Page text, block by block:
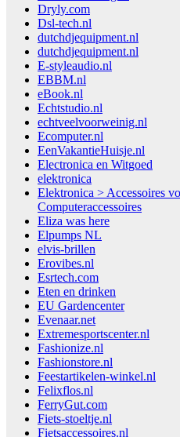
Dryly.com
Dsl-tech.nl
dutchdjequipment.nl
dutchdjequipment.nl
E-styleaudio.nl
EBBM.nl
eBook.nl
Echtstudio.nl
echtveelvoorweinig.nl
Ecomputer.nl
EenVakantieHuisje.nl
Electronica en Witgoed
elektronica
Elektronica > Accessoires
Computeraccessoires
Eliza was here
Elpumps NL
elvis-brillen
Erovibes.nl
Esrtech.com
Eten en drinken
EU Gardencenter
Evenaar.net
Extremesportscenter.nl
Fashionize.nl
Fashionstore.nl
Feestartikelen-winkel.nl
Felixflos.nl
FerryGut.com
Fiets-stoeltje.nl
Fietsaccessoires.nl